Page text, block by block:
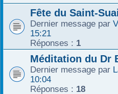
Fête du Saint-
Dernier message par
15:21
Réponses : 1
Méditation du Dr
Dernier message par
10:04
Réponses : 18